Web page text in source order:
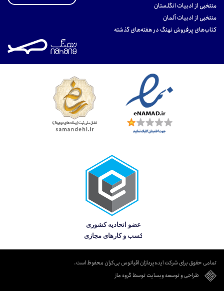
منتخبی از ادبیات انگلستان
منتخبی از ادبیات آلمان
کتاب‌های پرفروش نهنگ در هفته‌های گذشته
تمامی حقوق برای شرکت ایده‌پردازان اقیانوس بی‌کران محفوظ است.
طراحی و توسعه وبسایت توسط گروه ماز